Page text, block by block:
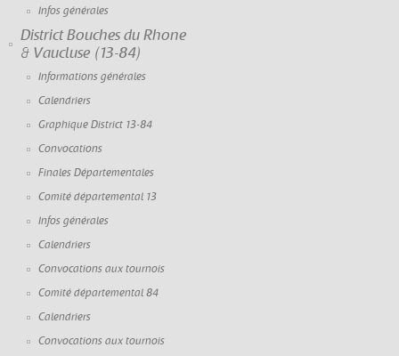
Infos générales
District Bouches du Rhone
& Vaucluse (13-84)
Informations générales
Calendriers
Graphique District 13-84
Convocations
Finales Départementales
Comité départemental 13
Infos générales
Calendriers
Convocations aux tournois
Comité départemental 84
Calendriers
Convocations aux tournois